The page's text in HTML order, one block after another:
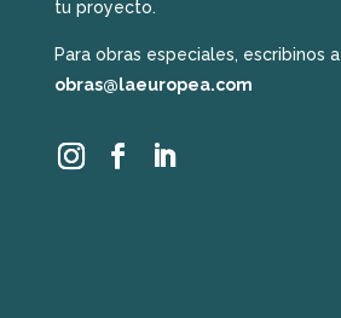
tu proyecto.
Para obras especiales, escribinos a
obras@laeuropea.com